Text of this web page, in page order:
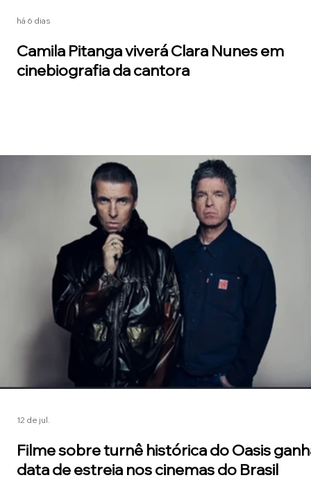
Camila Pitanga viverá Clara Nunes em
cinebiografia da cantora
há 6 dias
Filme sobre turnê histórica do Oasis
data de estreia nos cinemas do Brasil
12 de jul.